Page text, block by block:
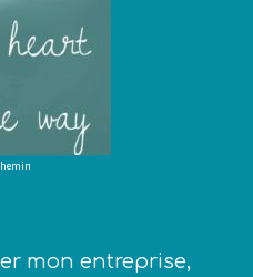
mon entreprise,